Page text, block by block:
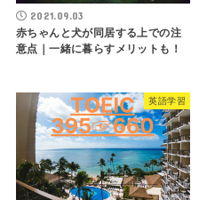
2021.09.03
赤ちゃんと犬が同居する上での注
意点｜一緒に暮らすメリットも！
英語学習